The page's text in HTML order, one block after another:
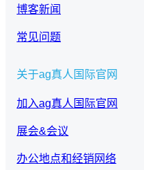
博客新闻
常见问题
关于ag真人国际官网
加入ag真人国际官网
展会&会议
办公地点和经销网络